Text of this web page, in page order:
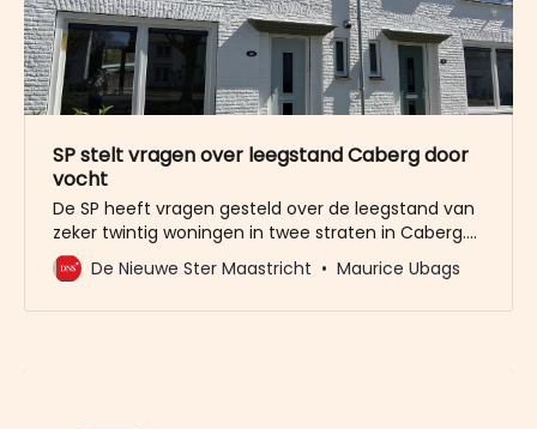
SP stelt vragen over leegstand Caberg door
vocht
De SP heeft vragen gesteld over de leegstand van
zeker twintig woningen in twee straten in Caberg.
De woningen staan leeg, omdat Woonpunt ze niet
meer verhuurt voordat de vochtproblemen zijn
De Nieuwe Ster Maastricht Maurice Ubags